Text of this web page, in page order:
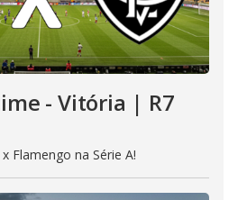
- Vitória | R7
Flamengo na Série A!